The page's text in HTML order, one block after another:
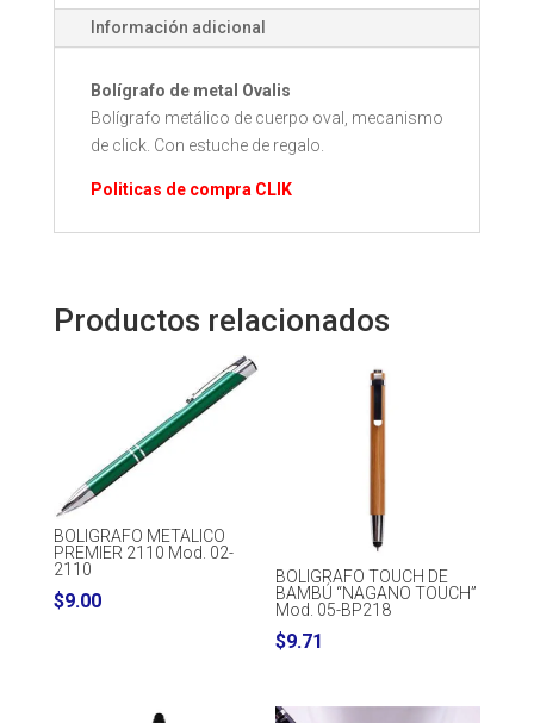
Información adicional
Bolígrafo de metal Ovalis
Bolígrafo metálico de cuerpo oval, mecanismo
de click. Con estuche de regalo.
Politicas de compra CLIK
Productos relacionados
BOLIGRAFO METALICO
PREMIER 2110 Mod. 02-
2110
$9.00
BOLIGRAFO TOUCH DE
BAMBÚ “NAGANO TOUCH”
Mod. 05-BP218
$9.71